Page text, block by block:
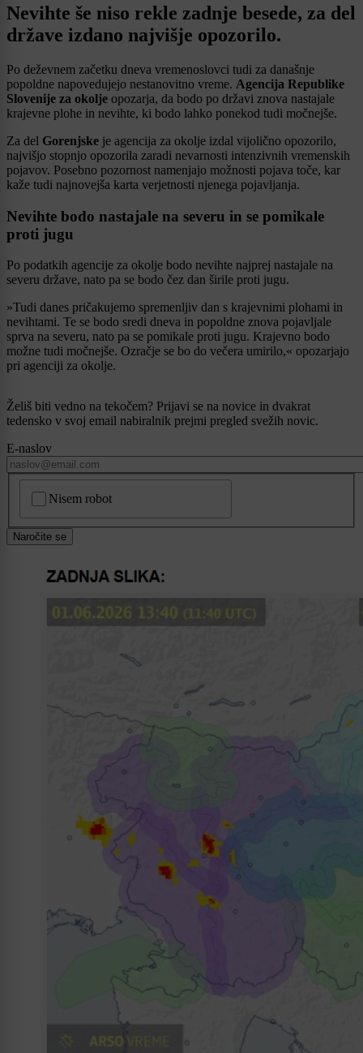
Nevihte še niso rekle zadnje besede, za del
države izdano najvišje opozorilo.
Po deževnem začetku dneva vremenoslovci tudi za današnje
popoldne napovedujejo nestanovitno vreme. Agencija Republike
Slovenije za okolje opozarja, da bodo po državi znova nastajale
krajevne plohe in nevihte, ki bodo lahko ponekod tudi močnejše.
Za del Gorenjske je agencija za okolje izdal vijolično opozorilo,
najvišjo stopnjo opozorila zaradi nevarnosti intenzivnih vremenskih
pojavov. Posebno pozornost namenjajo možnosti pojava toče, kar
kaže tudi najnovejša karta verjetnosti njenega pojavljanja.
Nevihte bodo nastajale na severu in se pomikale
proti jugu
Po podatkih agencije za okolje bodo nevihte najprej nastajale na
severu države, nato pa se bodo čez dan širile proti jugu.
»Tudi danes pričakujemo spremenljiv dan s krajevnimi plohami in
nevihtami. Te se bodo sredi dneva in popoldne znova pojavljale
sprva na severu, nato pa se pomikale proti jugu. Krajevno bodo
možne tudi močnejše. Ozračje se bo do večera umirilo,« opozarjajo
pri agenciji za okolje.
Želiš biti vedno na tekočem? Prijavi se na novice in dvakrat
tedensko v svoj email nabiralnik prejmi pregled svežih novic.
E-naslov
Nisem robot
Naročite se